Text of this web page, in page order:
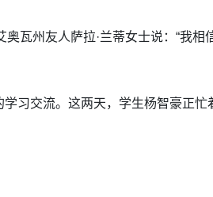
瓦州友人萨拉·兰蒂女士说：“我相
习交流。这两天，学生杨智豪正忙